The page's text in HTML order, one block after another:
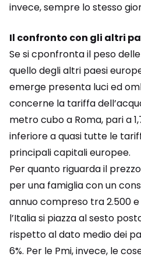
invece, sempre lo stesso
Il confronto con gli altri
Se si cponfronta il peso
quello degli altri paesi
emerge presenta luci ed
concerne la tariffa
metro cubo a Roma, pari a
inferiore a quasi tutte le
principali capitali europee.
Per quanto riguarda il
per una famiglia con un
annuo compreso tra 2.500 e
l’Italia si piazza al sesto
rispetto al dato medio dei
6%. Per le Pmi, invece, le